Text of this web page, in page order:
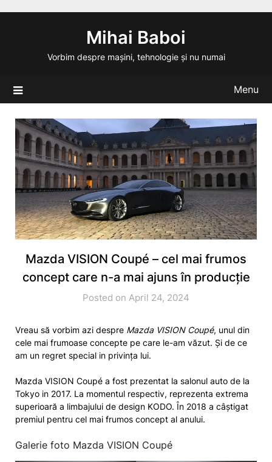
Mihai Baboi
Vorbim despre mașini, tehnologie și nu numai
Menu
Mazda VISION Coupé – cel mai frumos
concept care n-a mai ajuns în producție
Posted on April 24, 2024
Vreau să vorbim azi despre Mazda VISION Coupé, unul din
cele mai frumoase concepte pe care le-am văzut. Și de ce
am un regret special in privința lui.
Mazda VISION Coupé a fost prezentat la salonul auto de la
Tokyo in 2017. La momentul respectiv, reprezenta extrema
superioară a limbajului de design KODO. În 2018 a câștigat
premiul pentru cel mai frumos concept al anului.
Galerie foto Mazda VISION Coupé